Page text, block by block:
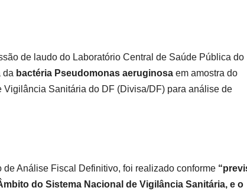
de laudo do Laboratório Central de Saúde Pública do
da bactéria Pseudomonas aeruginosa em amostra do
Sanitária do DF (Divisa/DF) para análise de
Análise Fiscal Definitivo, foi realizado conforme
do Sistema Nacional de Vigilância Sanitária, e o